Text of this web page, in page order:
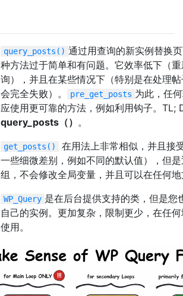
query_posts() 通过用查询的新实例替换
种方法过于简单和有问题。它效率低下（
询），并且在某些情况下（特别是在处理
会完全失败）。
pre_get_posts 为此，任
应使用更可靠的方法，例如利用钩子。TL;
query_posts（） 。
get_posts()
在用法上非常相似，并且接
一些细微差别，例如不同的默认值），但
组，不会修改全局变量，并且可以在任何
WP_Query 是在后台提供支持的类，但是您
自己的实例。更加复杂，限制更少，在任
使用。